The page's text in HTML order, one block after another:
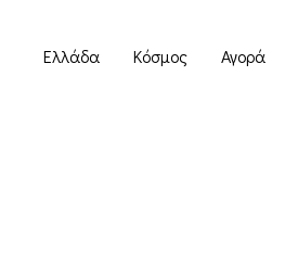
Ελλάδα Κόσμος Αγορά